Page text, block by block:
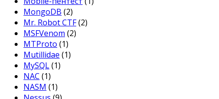
MongoDB (2)
Mr. Robot CTF(2)
MSFVenom (2)
MTProto (1)
Mutillidae (1)
MySQL(1)
NAC (1)
NASM (1)